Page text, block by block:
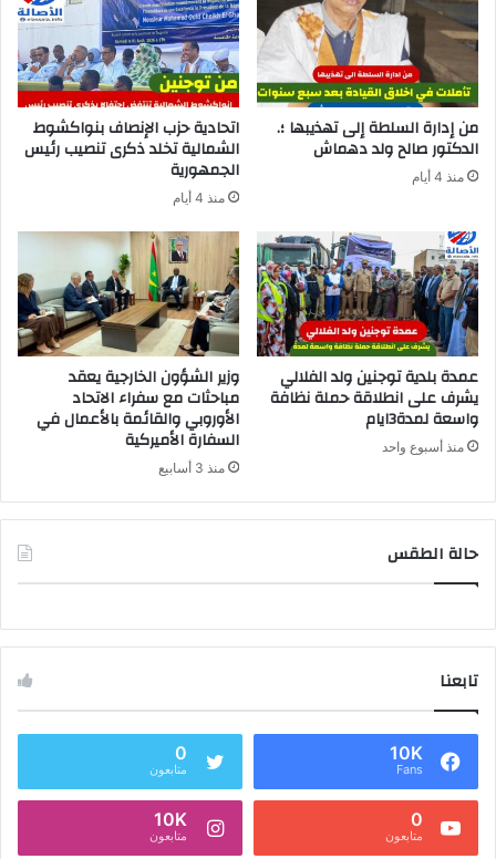
من إدارة السلطة إلى تهذيبها ؛.
الدكتور صالح ولد دهماش
منذ 4 أيام
اتحادية حزب الإنصاف بنواكشوط
الشمالية تخلد ذكرى تنصيب رئيس
الجمهورية
منذ 4 أيام
عمدة بلدية توجنين ولد الفلالي
يشرف على انطلاقة حملة نظافة
واسعة لمدة3ايام
منذ أسبوع واحد
وزير الشؤون الخارجية يعقد
مباحثات مع سفراء الاتحاد
الأوروبي والقائمة بالأعمال في
السفارة الأميركية
منذ 3 أسابيع
حالة الطقس
تابعنا
10K
Fans
0
متابعون
0
متابعون
10K
متابعون